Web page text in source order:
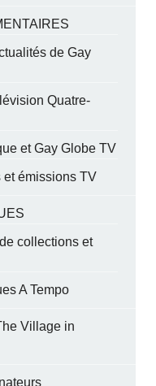
de Gay
Quatre-
et Gay Globe TV
et émissions TV
collections et
A Tempo
Village in